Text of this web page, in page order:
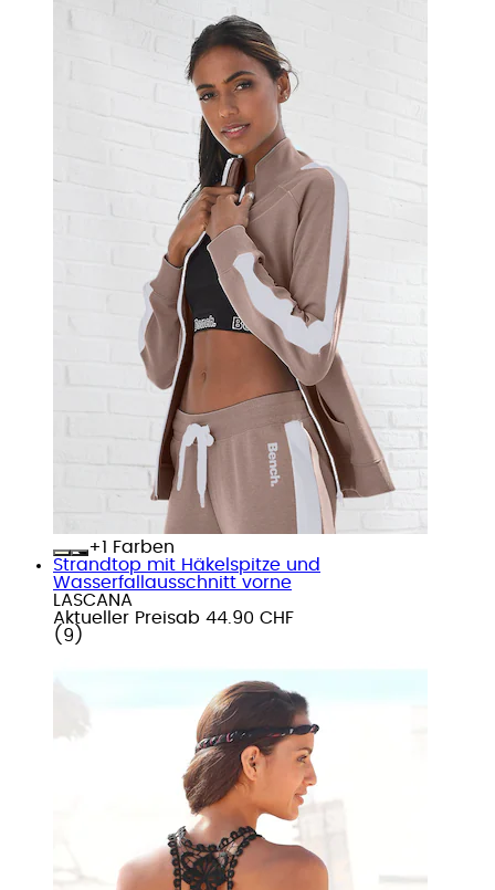
+
Farben
Strandtop mit Häkelspitze und
Wasserfallausschnitt vorne
LASCANA
Aktueller Preisab 44.90 CHF
( 9 )